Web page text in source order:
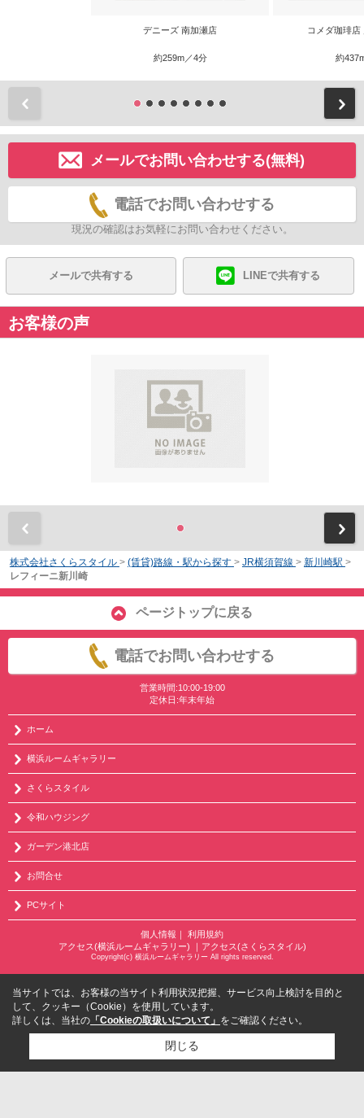
デニーズ 南加瀬店
約259m／4分
コメダ珈琲
約
メールでお問い合わせする(無料)
電話でお問い合わせする
現況の確認はお気軽にお問い合わせください。
メールで共有する LINEで共有する
お客様の声
株式会社さくらスタイル > (賃貸)路線・駅から探す > JR横須賀線 > 新川崎駅 >
レフィーニ新川崎
ページトップに戻る
電話でお問い合わせする
営業時間:10:00-19:00
定休日:年末年始
ホーム
横浜ルームギャラリー
さくらスタイル
令和ハウジング
ガーデン港北店
お問合せ
PCサイト
個人情報
利用規約
アクセス(横浜ルームギャラリー)
アクセス(さくらスタイル)
Copyright(c) 横浜ルームギャラリー All rights reserved.
当サイトでは、お客様の当サイト利用状況把握、サービス向上検討を目的と
して、クッキー（Cookie）を使用しています。
詳しくは、当社の 「Cookieの取扱いについて」 をご確認ください。
閉じる